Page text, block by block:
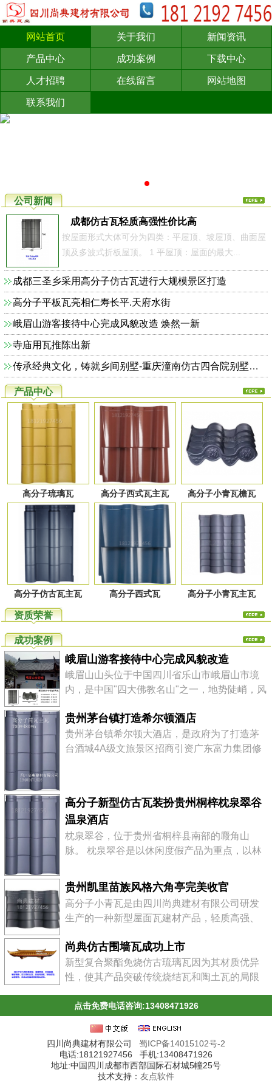
网站首页 关于我们 新闻资讯
产品中心 成功案例 下载中心
人才招聘 在线留言 网站地图
联系我们
公司新闻
成都仿古瓦轻质高强性价比高
按屋面形式大体可分为四类：平屋顶、坡屋顶、曲面屋
顶及多波式折板屋顶。 1 平屋顶：屋面的最大...
成都三圣乡采用高分子仿古瓦进行大规模景区打造
高分子平板瓦亮相仁寿长平.天府水街
峨眉山游客接待中心完成风貌改造 焕然一新
寺庙用瓦推陈出新
传承经典文化，铸就乡间别墅-重庆潼南仿古四合院别墅完美收官
产品中心
高分子琉璃瓦 高分子西式瓦主瓦 高分子小青瓦檐瓦
高分子仿古瓦主瓦 高分子西式瓦 高分子小青瓦主瓦
资质荣誉
成功案例
峨眉山游客接待中心完成风貌改造
峨眉山山头位于中国四川省乐山市峨眉山市境
内，是中国"四大佛教名山"之一，地势陡峭，风
最高，海拔3099米，高出峨眉平原2700多米。
高分子仿古瓦轻质高强、美观环保、色泽丰
富、安装快捷，综合性价比高。 四川尚典建材
贵州茅台镇打造希尔顿酒店
贵州茅台镇希尔顿大酒店，是政府为了打造茅
台酒城4A级文旅景区招商引资广东富力集团修
茅台镇，贵州省遵义市仁怀市下辖镇。位于赤
水河畔，是川黔水陆交通的咽喉要地。地处贵
州高原西北部，大类山脉西段北侧，北靠遵
义，南临川南。在郁郁葱葱的河滨地带，建
高分子新型仿古瓦装扮贵州桐梓枕泉翠谷
温泉酒店
枕泉翠谷，位于贵州省桐梓县南部的麚角山
脉。 枕泉翠谷是以休闲度假产品为重点，以林
康体、运动体验等专项产品为突破口，以历史
文化度假产品和生态度假产品为补充，以旅游
商品为延伸，实现一个主体、多样化的景点。
贵州桐梓“枕泉翠谷”4A景区五星级大酒店，是
中式徽派建筑风格，雄...
贵州凯里苗族风格六角亭完美收官
高分子小青瓦是由四川尚典建材有限公司研发
生产的一种新型屋面瓦建材产品，轻质高强、
业、民用、公园楼亭等建筑。
尚典仿古围墙瓦成功上市
新型复合聚酯免烧仿古琉璃瓦因为其材质优异
性，使其产品突破传统烧结瓦和陶土瓦的局限
且具有搭接设计可靠合理、轻质高强等多种优
点击免费电话咨询:13408471926
四川尚典建材有限公司 蜀ICP备14015102号-2
电话:18121927456 手机:13408471926
地址:中国四川成都市西部国际石材城5幢25号
技术支持： 友点软件